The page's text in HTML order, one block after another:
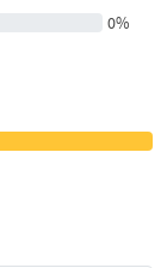
0%